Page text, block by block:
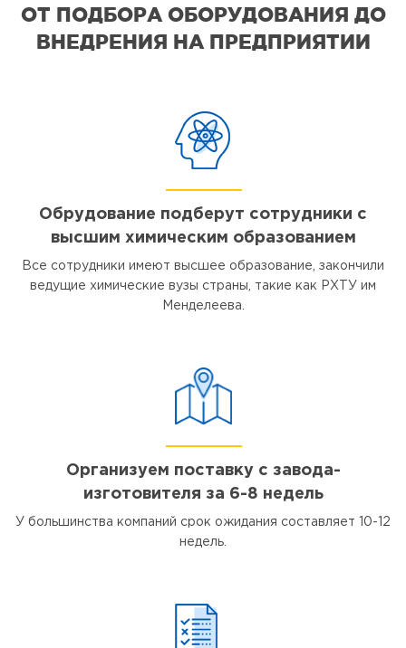
ОТ ПОДБОРА ОБОРУДОВАНИЯ ДО
ВНЕДРЕНИЯ НА ПРЕДПРИЯТИИ
Обрудование подберут сотрудники с
высшим химическим образованием
Все сотрудники имеют высшее образование, закончили
ведущие химические вузы страны, такие как РХТУ им
Менделеева.
Организуем поставку с завода-
изготовителя за 6-8 недель
У большинства компаний срок ожидания составляет 10-12
недель.